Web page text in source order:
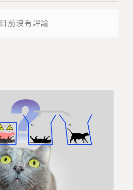
目前沒有評論